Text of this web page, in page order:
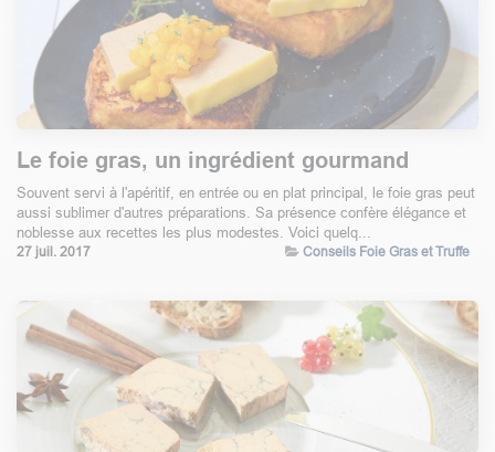
Le foie gras, un ingrédient gourmand
Souvent servi à l'apéritif, en entrée ou en plat principal, le foie gras peut
aussi sublimer d'autres préparations. Sa présence confère élégance et
noblesse aux recettes les plus modestes. Voici quelq...
27 juil. 2017 Conseils Foie Gras et Truffe